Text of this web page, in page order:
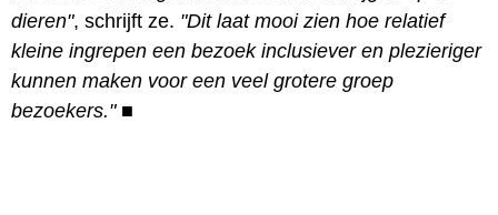
dieren", schrijft ze. "Dit laat mooi zien hoe relatief
kleine ingrepen een bezoek inclusiever en plezieriger
kunnen maken voor een veel grotere groep
bezoekers." ■